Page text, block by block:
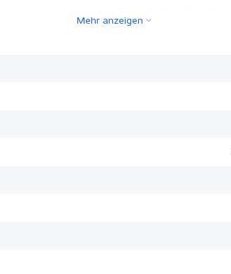
Memory
Mehr anzeigen